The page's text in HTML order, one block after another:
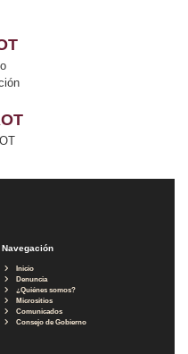
Navegación
Inicio
Denuncia
¿Quiénes somos?
Micrositios
Comunicados
Consejo de Gobierno